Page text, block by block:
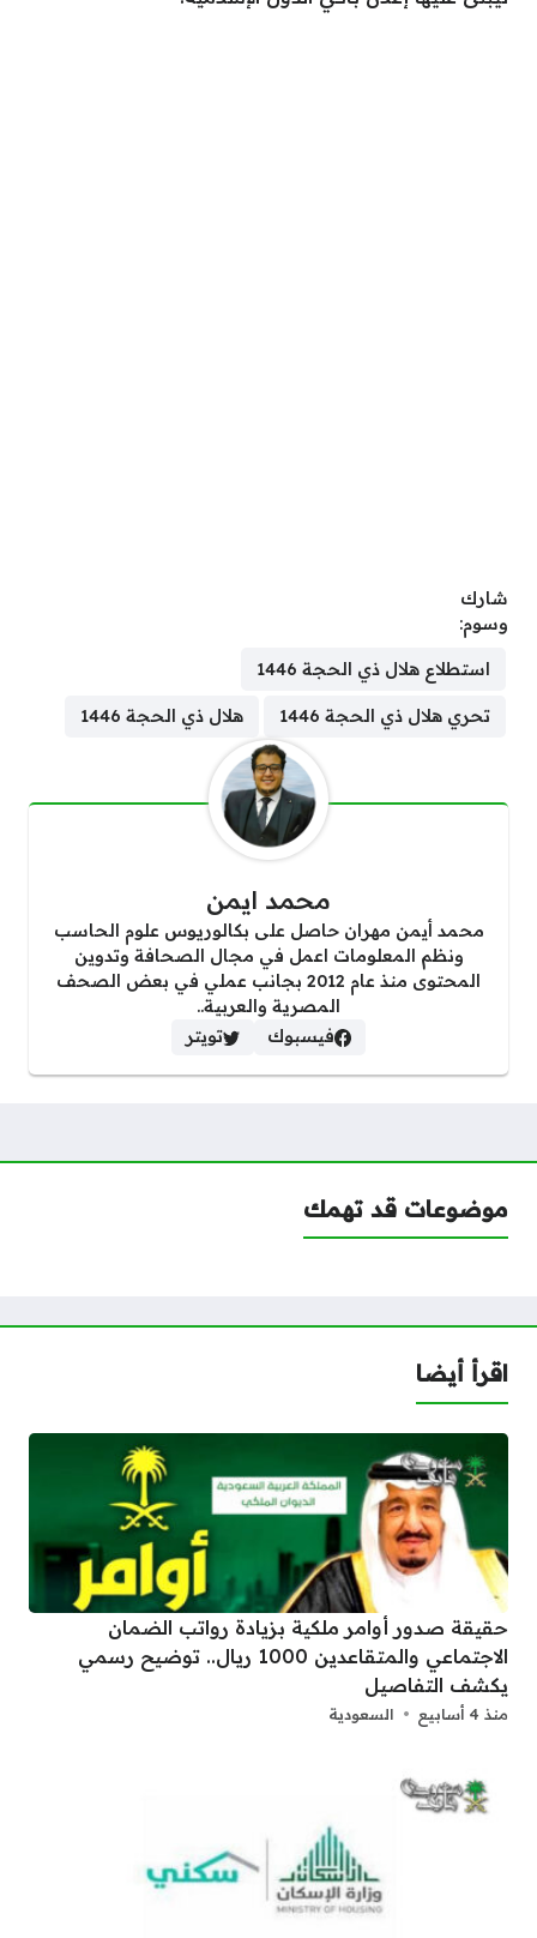
شارك
وسوم:
استطلاع هلال ذي الحجة 1446
تحري هلال ذي الحجة 1446 هلال ذي الحجة 1446
محمد ايمن
محمد أيمن مهران حاصل على بكالوريوس علوم الحاسب
ونظم المعلومات اعمل في مجال الصحافة وتدوين
المحتوى منذ عام 2012 بجانب عملي في بعض الصحف
المصرية والعربية..
فيسبوك
تويتر
موضوعات قد تهمك
اقرأ أيضا
حقيقة صدور أوامر ملكية بزيادة رواتب الضمان
الاجتماعي والمتقاعدين 1000 ريال.. توضيح رسمي
يكشف التفاصيل
منذ 4 أسابيع السعودية